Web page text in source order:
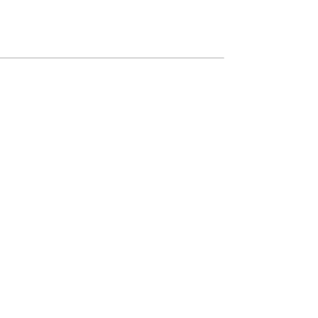
noms